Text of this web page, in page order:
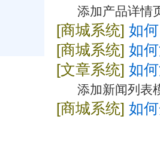
添加产品详情
[商城系统] 如
[商城系统] 如
[文章系统] 如
添加新闻列表
[商城系统] 如